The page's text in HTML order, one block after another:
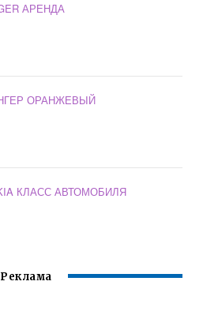
АРЕНДА
ОРАНЖЕВЫЙ
КЛАСС АВТОМОБИЛЯ
Реклама